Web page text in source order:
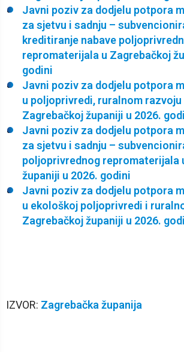
Javni poziv za dodjelu potpora
za sjetvu i sadnju –
kreditiranje nabave
repromaterijala u Zagrebačkoj
godini
Javni poziv za dodjelu potpora
u poljoprivredi, ruralnom
Zagrebačkoj županiji u 2026.
Javni poziv za dodjelu potpora
za sjetvu i sadnju –
poljoprivrednog repromaterijala
županiji u 2026. godini
Javni poziv za dodjelu potpora
u ekološkoj poljoprivredi i
Zagrebačkoj županiji u 2026.
IZVOR: Zagrebačka županija